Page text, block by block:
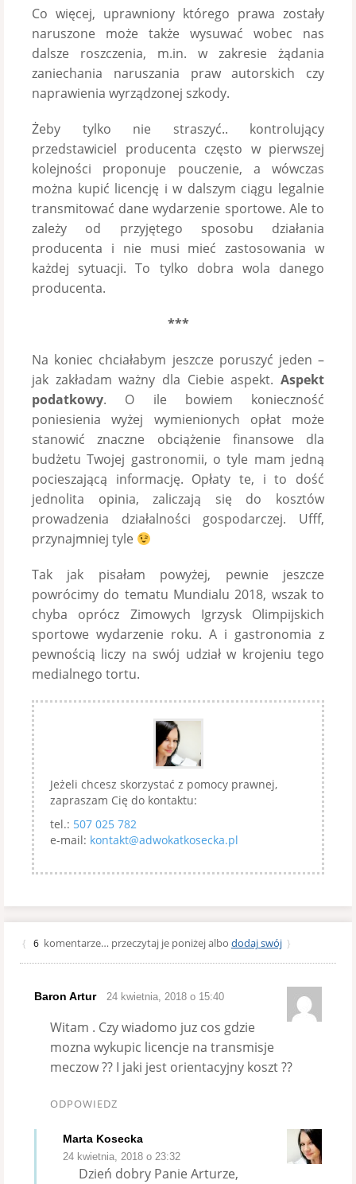
Co więcej, uprawniony którego prawa zostały
naruszone może także wysuwać wobec nas
dalsze roszczenia, m.in. w zakresie żądania
zaniechania naruszania praw autorskich czy
naprawienia wyrządzonej szkody.
Żeby tylko nie straszyć.. kontrolujący
przedstawiciel producenta często w pierwszej
kolejności proponuje pouczenie, a wówczas
można kupić licencję i w dalszym ciągu legalnie
transmitować dane wydarzenie sportowe. Ale to
zależy od przyjętego sposobu działania
producenta i nie musi mieć zastosowania w
każdej sytuacji. To tylko dobra wola danego
producenta.
***
Na koniec chciałabym jeszcze poruszyć jeden –
jak zakładam ważny dla Ciebie aspekt. Aspekt
podatkowy. O ile bowiem konieczność
poniesienia wyżej wymienionych opłat może
stanowić znaczne obciążenie finansowe dla
budżetu Twojej gastronomii, o tyle mam jedną
pocieszającą informację. Opłaty te, i to dość
jednolita opinia, zaliczają się do kosztów
prowadzenia działalności gospodarczej. Ufff,
przynajmniej tyle
Tak jak pisałam powyżej, pewnie jeszcze
powrócimy do tematu Mundialu 2018, wszak to
chyba oprócz Zimowych Igrzysk Olimpijskich
sportowe wydarzenie roku. A i gastronomia z
pewnością liczy na swój udział w krojeniu tego
medialnego tortu.
Jeżeli chcesz skorzystać z pomocy prawnej,
zapraszam Cię do kontaktu:
tel.: 507 025 782
e-mail: kontakt@adwokatkosecka.pl
{ 6 komentarze… przeczytaj je poniżej albo dodaj swój }
Baron Artur 24 kwietnia, 2018 o 15:40
Witam . Czy wiadomo juz cos gdzie
mozna wykupic licencje na transmisje
meczow ?? I jaki jest orientacyjny koszt ??
ODPOWIEDZ
Marta Kosecka
24 kwietnia, 2018 o 23:32
Dzień dobry Panie Arturze,